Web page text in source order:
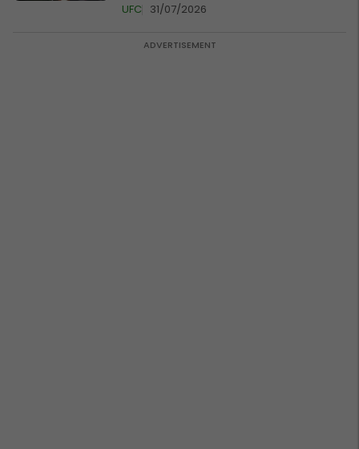
simbol të identitetit
UFC 31/07/2026